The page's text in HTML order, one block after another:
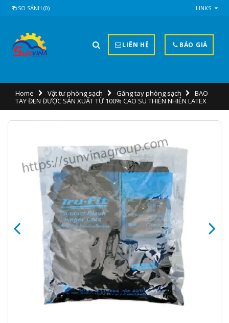
SO SÁNH (0) LINKS
LIÊN HỆ BÁO GIÁ
Home Vật tư phòng sạch Găng tay phòng sạch
BAO
TAY ĐEN ĐƯỢC SẢN XUẤT TỪ 100% CAO SU THIÊN NHIÊN LATEX